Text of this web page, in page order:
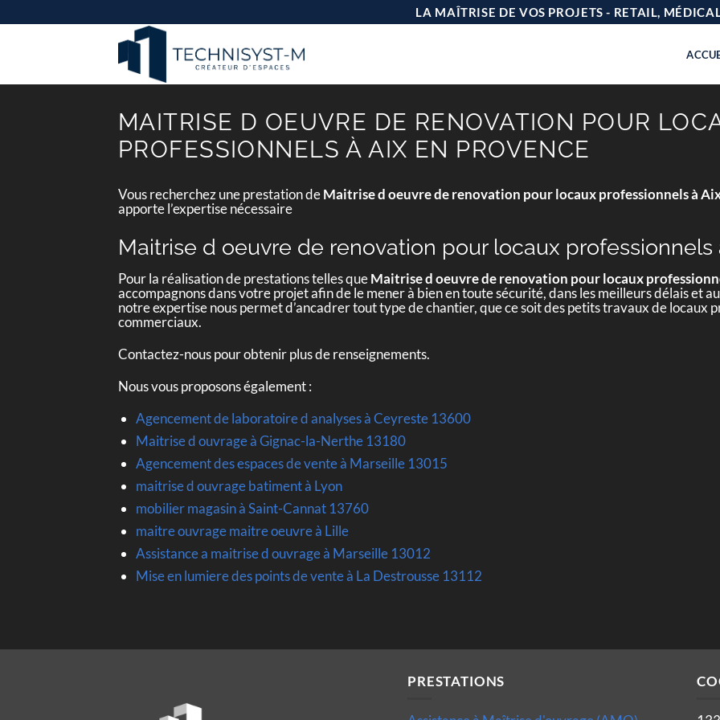
au
LA MAÎTRISE DE VOS PROJETS - RETAIL,
MAITRISE D OEUVRE DE RENOVATION POUR
PROFESSIONNELS À AIX EN PROVENCE
Vous recherchez une prestation deMaitrise d oeuvre de renovation pour locaux professionnels à
apporte l’expertise nécessaire
Maitrise d oeuvre de renovation pour locaux professionnels
Pour la réalisation de prestations telles queMaitrise d oeuvre de renovation pour locaux
accompagnons dans votre projet afin de le mener à bien en toute sécurité, dans les meilleurs délais et
notre expertise nous permet d’ancadrer tout type de chantier, que ce soit des petits travaux de locaux
commerciaux.
Contactez-nous pour obtenir plus de renseignements.
Nous vous proposons également :
Agencement de laboratoire d analyses à Ceyreste 13600
Maitrise d ouvrage à Gignac-la-Nerthe 13180
Agencement des espaces de vente à Marseille 13015
maitrise d ouvrage batiment à Lyon
mobilier magasin à Saint-Cannat 13760
maitre ouvrage maitre oeuvre à Lille
Assistance a maitrise d ouvrage à Marseille 13012
Mise en lumiere des points de vente à La Destrousse 13112
PRESTATIONS